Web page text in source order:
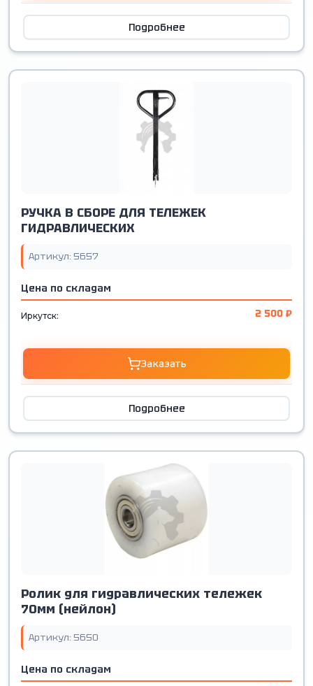
Подробнее
РУЧКА В СБОРЕ ДЛЯ ТЕЛЕЖЕК
ГИДРАВЛИЧЕСКИХ
Артикул: 5657
Цена по складам
Иркутск: 2 500 ₽
Заказать
Подробнее
Ролик для гидравлических тележек
70мм (нейлон)
Артикул: 5650
Цена по складам